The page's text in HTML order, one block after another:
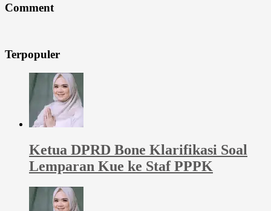
Comment
Terpopuler
Ketua DPRD Bone Klarifikasi Soal
Lemparan Kue ke Staf PPPK